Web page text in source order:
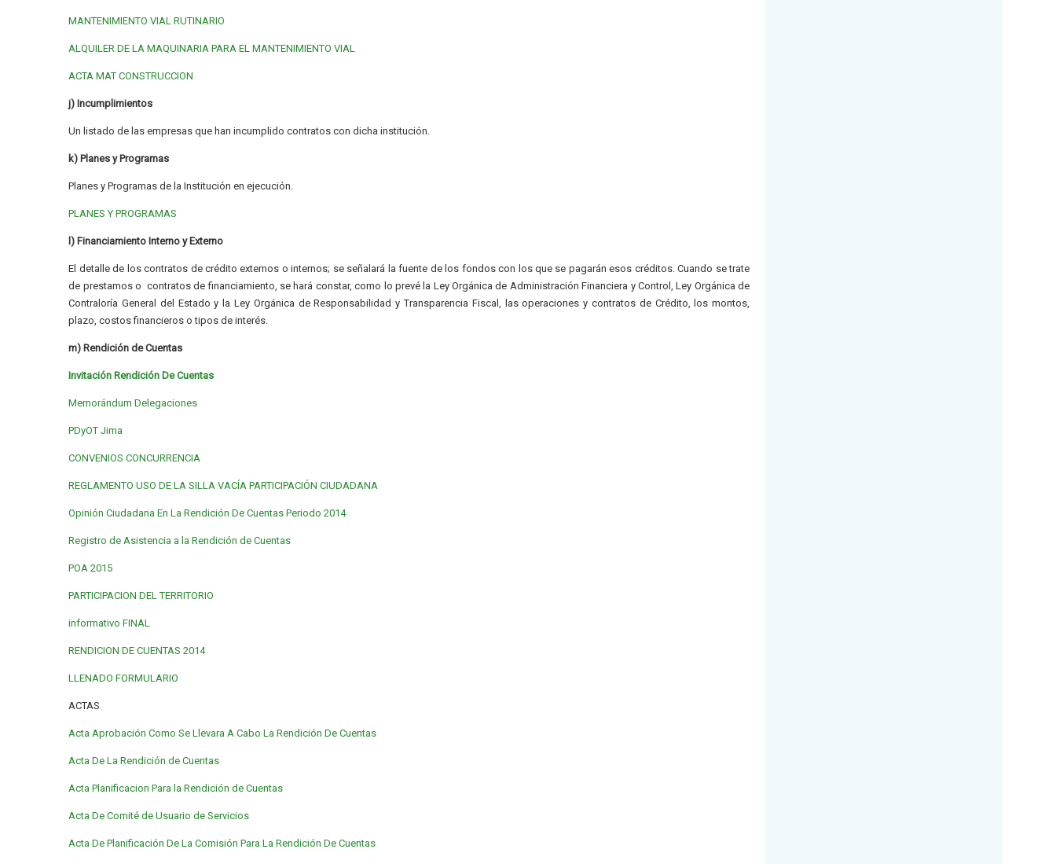
MANTENIMIENTO VIAL RUTINARIO
ALQUILER DE LA MAQUINARIA PARA EL MANTENIMIENTO VIAL
ACTA MAT CONSTRUCCION
j) Incumplimientos
Un listado de las empresas que han incumplido contratos con dicha institución.
k) Planes y Programas
Planes y Programas de la Institución en ejecución.
PLANES Y PROGRAMAS
l) Financiamiento Interno y Externo
El detalle de los contratos de crédito externos o internos; se señalará la fuente de los fondos con los que se pagarán esos créditos. Cuando se trate
de prestamos o contratos de financiamiento, se hará constar, como lo prevé la Ley Orgánica de Administración Financiera y Control, Ley Orgánica de
Contraloría General del Estado y la Ley Orgánica de Responsabilidad y Transparencia Fiscal, las operaciones y contratos de Crédito, los montos,
plazo, costos financieros o tipos de interés.
m) Rendición de Cuentas
Invitación Rendición De Cuentas
Memorándum Delegaciones
PDyOT Jima
CONVENIOS CONCURRENCIA
REGLAMENTO USO DE LA SILLA VACÍA PARTICIPACIÓN CIUDADANA
Opinión Ciudadana En La Rendición De Cuentas Periodo 2014
Registro de Asistencia a la Rendición de Cuentas
POA 2015
PARTICIPACION DEL TERRITORIO
informativo FINAL
RENDICION DE CUENTAS 2014
LLENADO FORMULARIO
ACTAS
Acta Aprobación Como Se Llevara A Cabo La Rendición De Cuentas
Acta De La Rendición de Cuentas
Acta Planificacion Para la Rendición de Cuentas
Acta De Comité de Usuario de Servicios
Acta De Planificación De La Comisión Para La Rendición De Cuentas